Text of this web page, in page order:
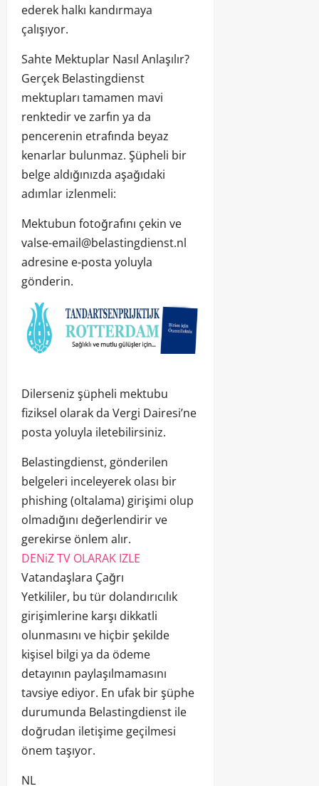
ederek halkı kandırmaya
çalışıyor.
Sahte Mektuplar Nasıl Anlaşılır?
Gerçek Belastingdienst
mektupları tamamen mavi
renktedir ve zarfın ya da
pencerenin etrafında beyaz
kenarlar bulunmaz. Şüpheli bir
belge aldığınızda aşağıdaki
adımlar izlenmeli:
Mektubun fotoğrafını çekin ve
valse-email@belastingdienst.nl
adresine e-posta yoluyla
gönderin.
Dilerseniz şüpheli mektubu
fiziksel olarak da Vergi Dairesi’ne
posta yoluyla iletebilirsiniz.
Belastingdienst, gönderilen
belgeleri inceleyerek olası bir
phishing (oltalama) girişimi olup
olmadığını değerlendirir ve
gerekirse önlem alır.
DENiZ TV OLARAK IZLE
Vatandaşlara Çağrı
Yetkililer, bu tür dolandırıcılık
girişimlerine karşı dikkatli
olunmasını ve hiçbir şekilde
kişisel bilgi ya da ödeme
detayının paylaşılmamasını
tavsiye ediyor. En ufak bir şüphe
durumunda Belastingdienst ile
doğrudan iletişime geçilmesi
önem taşıyor.
NL